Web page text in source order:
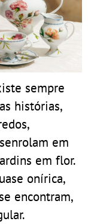
sempre
histórias,
em
em flor.
onírica,
encontram,